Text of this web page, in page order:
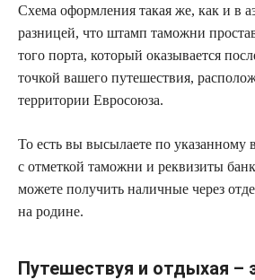
Схема оформления такая же, как и в
разницей, что штамп таможни
того порта, который оказывается
точкой вашего путешествия,
территории Евросоюза.
То есть вы высылаете по указанному
с отметкой таможни и реквизиты
можете получить наличные через
на родине.
Путешествуя и отдыхая –